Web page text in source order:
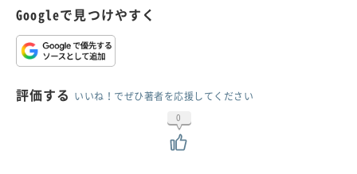
Googleで見つけやすく
評価する いいね！でぜひ著者を応援してください
0